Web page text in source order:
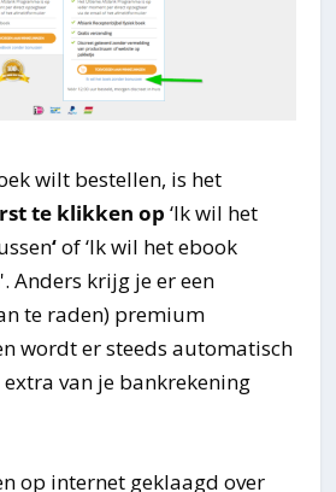
wilt bestellen, is het
te klikken op‘Ik wil het
‘of ‘Ik wil het ebook
Anders krijg je er een
te raden) premium
wordt er steeds automatisch
van je bankrekening
op internet geklaagd over